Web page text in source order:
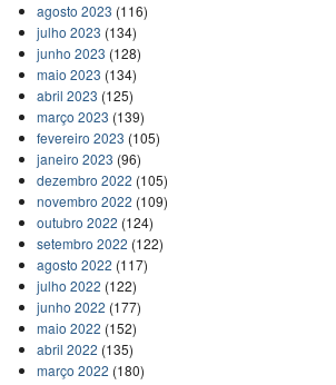
agosto 2023 (116)
julho 2023 (134)
junho 2023 (128)
maio 2023 (134)
abril 2023 (125)
março 2023 (139)
fevereiro 2023 (105)
janeiro 2023 (96)
dezembro 2022 (105)
novembro 2022 (109)
outubro 2022 (124)
setembro 2022 (122)
agosto 2022 (117)
julho 2022 (122)
junho 2022 (177)
maio 2022 (152)
abril 2022 (135)
março 2022 (180)